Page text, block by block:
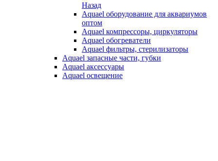
Назад
Aquael оборудование для аквариумов
оптом
Aquael компрессоры, циркуляторы
Aquael обогреватели
Aquael фильтры, стерилизаторы
Aquael запасные части, губки
Aquael аксессуары
Aquael освещение